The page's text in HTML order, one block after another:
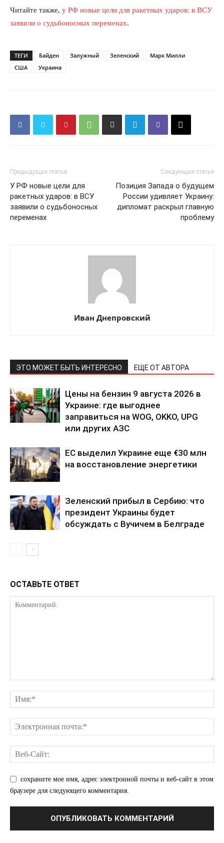
КавПолит
Читайте также, у РФ новые цели для ракетных ударов: в ВСУ
заявили о судьбоносных переменах.
ТЕГИ Байден Залужный Зеленский
Марк Милли
США
Украина
Предыдущая статья
У РФ новые цели для
ракетных ударов: в ВСУ
заявили о судьбоносных
переменах
Следующая статья
Позиция Запада о будущем
России удивляет Украину:
дипломат раскрыл главную
проблему
Иван Днепровский
ЭТО МОЖЕТ БЫТЬ ИНТЕРЕСНО ЕЩЕ ОТ АВТОРА
Цены на бензин 9 августа 2026 в
Украине: где выгоднее
заправиться на WOG, OKKO, UPG
или других АЗС
ЕС выделил Украине еще €30 млн
на восстановление энергетики
Зеленский прибыл в Сербию: что
президент Украины будет
обсуждать с Вучичем в Белграде
ОСТАВЬТЕ ОТВЕТ
сохраните мое имя, адрес электронной почты и веб-сайт в этом
браузере для следующего комментария.